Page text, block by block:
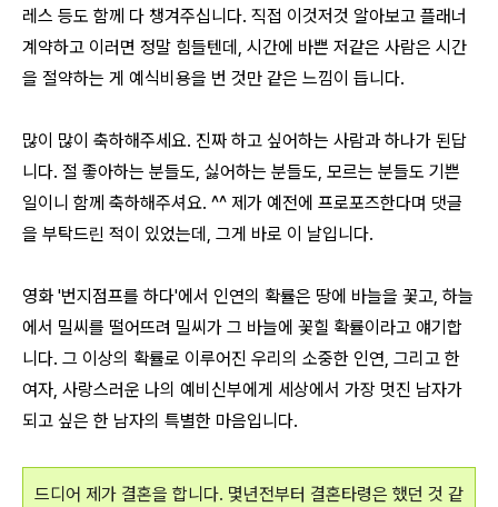
레스 등도 함께 다 챙겨주십니다. 직접 이것저것 알아보고 플래너
계약하고 이러면 정말 힘들텐데, 시간에 바쁜 저같은 사람은 시간
을 절약하는 게 예식비용을 번 것만 같은 느낌이 듭니다.
많이 많이 축하해주세요. 진짜 하고 싶어하는 사람과 하나가 된답
니다. 절 좋아하는 분들도, 싫어하는 분들도, 모르는 분들도 기쁜
일이니 함께 축하해주셔요. ^^ 제가 예전에 프로포즈한다며 댓글
을 부탁드린 적이 있었는데, 그게 바로 이 날입니다.
영화 '번지점프를 하다'에서 인연의 확률은 땅에 바늘을 꽃고, 하늘
에서 밀씨를 떨어뜨려 밀씨가 그 바늘에 꽃힐 확률이라고 얘기합
니다. 그 이상의 확률로 이루어진 우리의 소중한 인연, 그리고 한
여자, 사랑스러운 나의 예비신부에게 세상에서 가장 멋진 남자가
되고 싶은 한 남자의 특별한 마음입니다.
드디어 제가 결혼을 합니다. 몇년전부터 결혼타령은 했던 것 같